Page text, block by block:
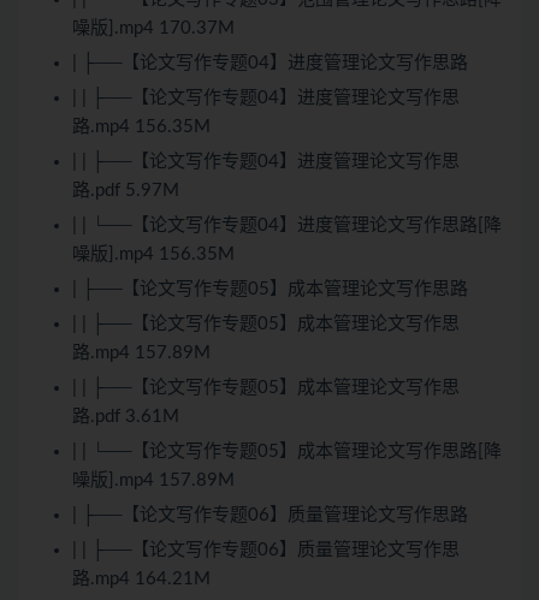
噪版].mp4 170.37M
| ├──【论文写作专题04】进度管理论文写作思路
| | ├──【论文写作专题04】进度管理论文写作思
路.mp4 156.35M
| | ├──【论文写作专题04】进度管理论文写作思
路.pdf 5.97M
| | └──【论文写作专题04】进度管理论文写作思路[降
噪版].mp4 156.35M
| ├──【论文写作专题05】成本管理论文写作思路
| | ├──【论文写作专题05】成本管理论文写作思
路.mp4 157.89M
| | ├──【论文写作专题05】成本管理论文写作思
路.pdf 3.61M
| | └──【论文写作专题05】成本管理论文写作思路[降
噪版].mp4 157.89M
| ├──【论文写作专题06】质量管理论文写作思路
| | ├──【论文写作专题06】质量管理论文写作思
路.mp4 164.21M